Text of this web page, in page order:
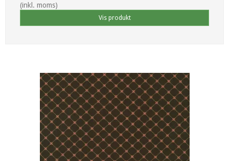
(inkl. moms)
Vis produkt